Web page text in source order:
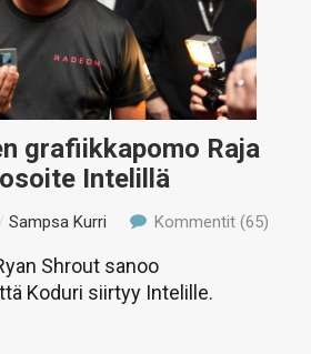
grafiikkapomo Raja
Intelillä
/Sampsa Kurri Kommentit (65)
Shrout sanoo
Koduri siirtyy Intelille.